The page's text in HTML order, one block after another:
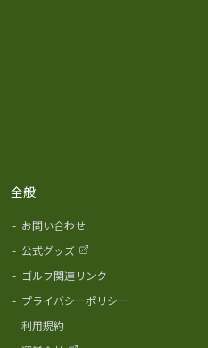
全般
- お問い合わせ
- 公式グッズ
- ゴルフ関連リンク
- プライバシーポリシー
- 利用規約